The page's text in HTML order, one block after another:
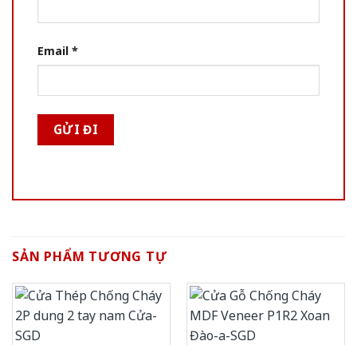
Email *
SẢN PHẨM TƯƠNG TỰ